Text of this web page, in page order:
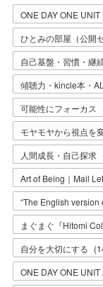
ONE DAY ONE UNIT
ひとみの部屋（公開
自己基盤・習慣・継
傾聴力・kincle本・
可能性にフォーカス
モヤモヤから視点を
人間成長・自己探求
Art of Being｜Mail
“The English version
まぐまぐ『Hitomi
自分を大切にする (
ONE DAY ONE UNIT